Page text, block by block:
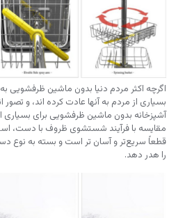
اگرچه اکثر مردم دنیا بدون ماشین ظرفشویی
بسیاری از مردم به آنها عادت کرده اند، و تصور
آشپزخانه بدون ماشین ظرفشویی برای
مقایسه با فرآیند شستشوی ظروف با دست،
قطعاً سریع‌تر و آسان تر است و بسته به نوع
را هدر دهد.